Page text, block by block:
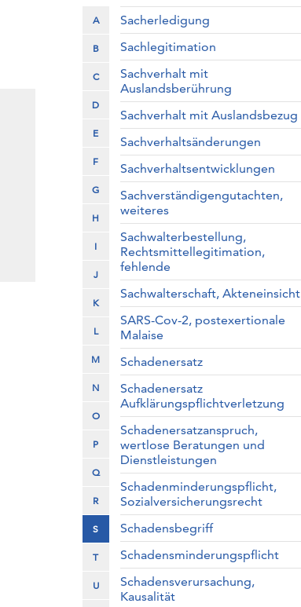
A
B
C
D
E
F
G
H
I
J
K
L
M
N
O
P
Q
R
S
T
U
Sacherledigung
Sachlegitimation
Sachverhalt mit
Auslandsberührung
Sachverhalt mit Auslandsbezug
Sachverhaltsänderungen
Sachverhaltsentwicklungen
Sachverständigengutachten,
weiteres
Sachwalterbestellung,
Rechtsmittellegitimation,
fehlende
Sachwalterschaft, Akteneinsicht
SARS-Cov-2, postexertionale
Malaise
Schadenersatz
Schadenersatz
Aufklärungspflichtverletzung
Schadenersatzanspruch,
wertlose Beratungen und
Dienstleistungen
Schadenminderungspflicht,
Sozialversicherungsrecht
Schadensbegriff
Schadensminderungspflicht
Schadensverursachung,
Kausalität